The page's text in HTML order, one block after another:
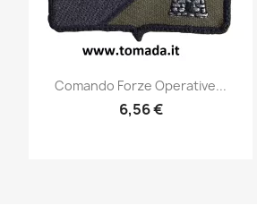
Anteprima
Comando Forze Operative...
6,56 €